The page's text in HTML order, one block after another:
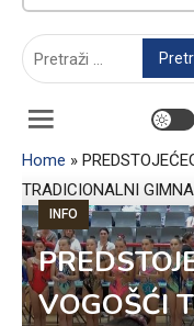
Home »
TRADICIONALNI
INFO
VOGOŠĆI